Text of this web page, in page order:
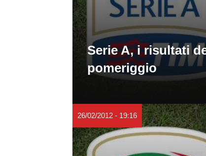
Serie A, i risultati
pomeriggio
26/02/2012 - 19:16